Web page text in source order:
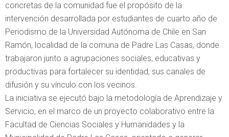
concretas de la comunidad fue el propósito de la
intervención desarrollada por estudiantes de cuarto año de
Periodismo de la Universidad Autónoma de Chile en San
Ramón, localidad de la comuna de Padre Las Casas, donde
trabajaron junto a agrupaciones sociales, educativas y
productivas para fortalecer su identidad, sus canales de
difusión y su vínculo con los vecinos.
La iniciativa se ejecutó bajo la metodología de Aprendizaje y
Servicio, en el marco de un proyecto colaborativo entre la
Facultad de Ciencias Sociales y Humanidades y la